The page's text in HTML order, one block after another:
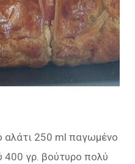
αλάτι 250 ml παγωμένο
400 γρ. βούτυρο πολύ